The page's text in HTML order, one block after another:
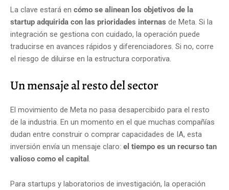
La clave estará en cómo se alinean los objetivos de la
startup adquirida con las prioridades internas de Meta. Si la
integración se gestiona con cuidado, la operación puede
traducirse en avances rápidos y diferenciadores. Si no, corre
el riesgo de diluirse en la estructura corporativa.
Un mensaje al resto del sector
El movimiento de Meta no pasa desapercibido para el resto
de la industria. En un momento en el que muchas compañías
dudan entre construir o comprar capacidades de IA, esta
inversión envía un mensaje claro: el tiempo es un recurso tan
valioso como el capital .
Para startups y laboratorios de investigación, la operación